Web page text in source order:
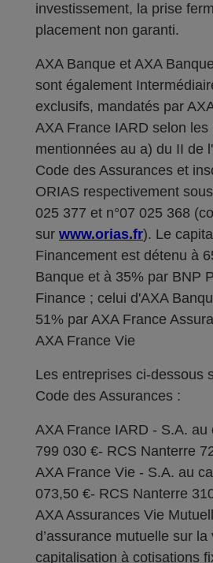
investissement, la prise
placement non garanti.
AXA Banque et AXA
sont également
exclusifs, mandatés par
AXA France IARD selon les
mentionnées au a) du II de
Code des Assurances et
ORIAS respectivement
025 377 et n°07 025 368
sur www.orias.fr). Le
Financement est détenu à
Banque et à 35% par BNP
Finance ; celui d'AXA
51% par AXA France
AXA France Vie
Les entreprises ci-dessous
Code des Assurances :
AXA France IARD - S.A. au
799 030 €- RCS Nanterre
AXA France Vie - S.A. au
073,50 €- RCS Nanterre
AXA Assurances Vie
d’assurance mutuelle sur la
capitalisation à cotisations